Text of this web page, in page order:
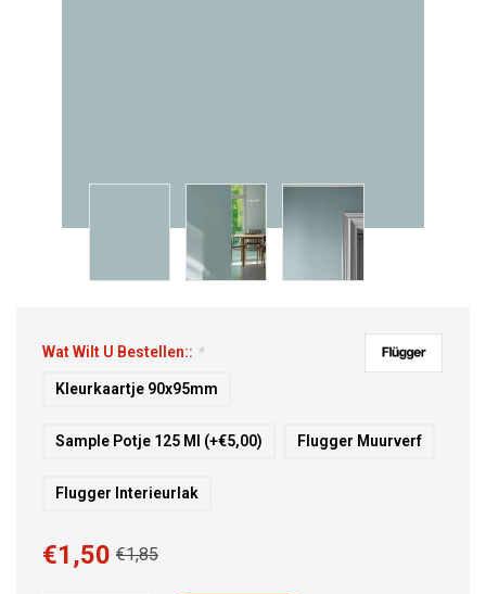
Wat Wilt U Bestellen:: *
Kleurkaartje 90x95mm
Sample Potje 125 Ml (+€5,00) Flugger Muurverf
Flugger Interieurlak
€1,85
€1,50